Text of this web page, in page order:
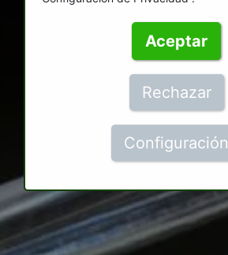
Aceptar
Rechazar
Configuración